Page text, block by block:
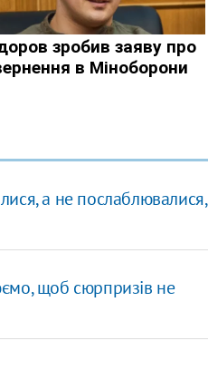
а не послаблювалися,
щоб сюрпризів не